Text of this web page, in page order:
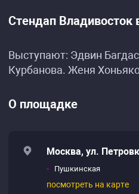
Стендап Владивосток
Выступают: Эдвин
Курбанова. Женя
О площадке
Москва, ул.
Пушкинская
посмотреть на карте